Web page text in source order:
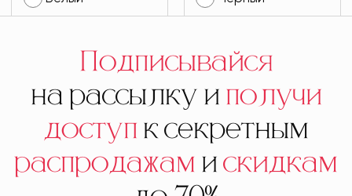
Подписывайся
на рассылку иполучи
доступк секретным
распродажамискидкам